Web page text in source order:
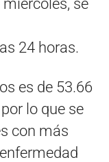
miércoles, se
24 horas.
es de 53.66
lo que se
con más